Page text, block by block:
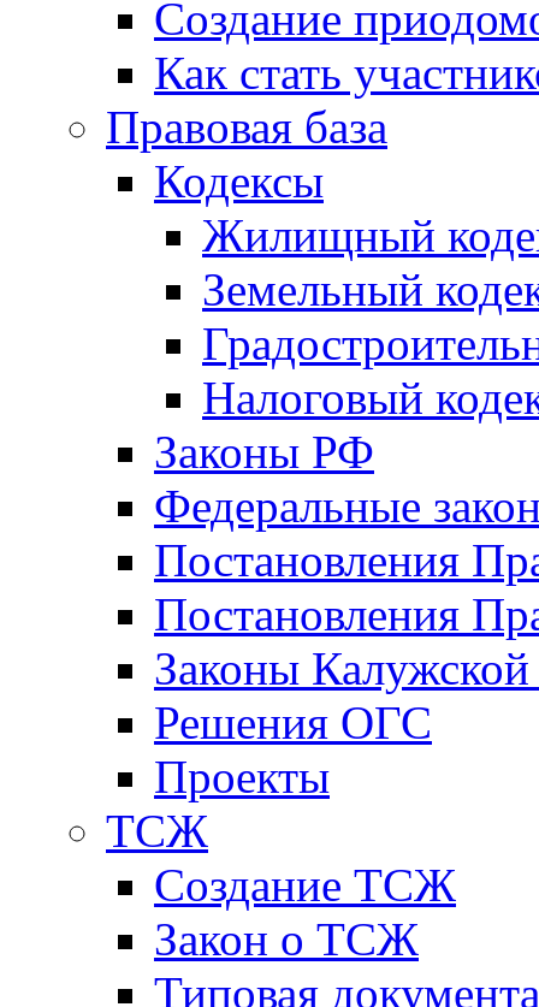
Создание
Как стать
Правовая база
Кодексы
Жилищный
Земельный
Налоговый
Законы РФ
Федеральные
Постановления
Постановления
Законы Калужской
Решения ОГС
Проекты
ТСЖ
Создание ТСЖ
Закон о ТСЖ
Типовая